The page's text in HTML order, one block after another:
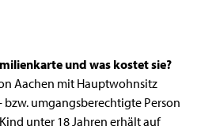
und was kostet sie?
Aachen mit Hauptwohnsitz
umgangsberechtigte Person
unter 18 Jahren erhält auf